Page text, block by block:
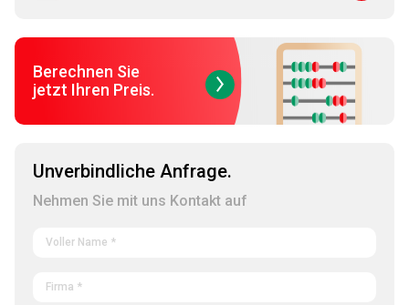
Berechnen Sie
jetzt Ihren Preis.
Unverbindliche Anfrage.
Nehmen Sie mit uns Kontakt auf